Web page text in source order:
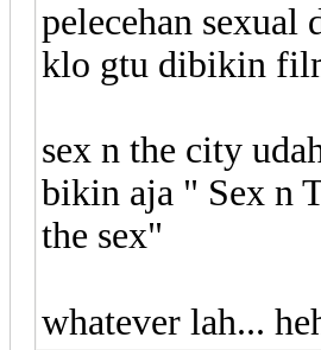
pelecehan sexual
klo gtu dibikin
sex n the city
bikin aja " Sex n
the sex"
whatever lah...